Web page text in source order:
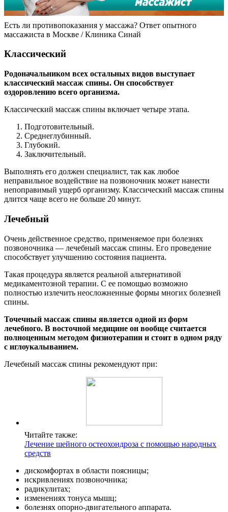
Есть ли противопоказания у массажа? Ответ опытного
массажиста в Москве / Клиника Синай
Классический
Родоначальником всех остальных видов выступает
классический массаж спины. Он способствует
оздоровлению всего организма.
Классический массаж спины включает четыре этапа.
Подготовительный.
Среднеглубинный.
Глубокий.
Заключительный.
Выполнять его должен специалист, так как любое
неправильное воздействие на позвоночник может нанести
непоправимый ущерб организму. Классический массаж спины
длится чаще всего не больше 20 минут.
Лечебный
Очень действенное средство, применяемое при болезнях
позвоночника — лечебный массаж спины. Его проведение
способствует улучшению состояния пациента.
Такая процедура является реальной альтернативой
медикаментозной терапии. С ее помощью возможно
полностью излечить неосложненные формы многих болезней
спины.
Точечный массаж спины является одной из форм
лечебного. В восточной медицине он вообще считается
полноценным методом физиотерапии и стоит в одном ряду
с иглоукалыванием.
Лечебный массаж спины рекомендуют при:
Читайте также:
Лечение шейного остеохондроза с помощью народных
средств
дискомфортах в области поясницы;
искривлениях позвоночника;
радикулитах;
изменениях тонуса мышц;
болезнях опорно-двигательного аппарата.